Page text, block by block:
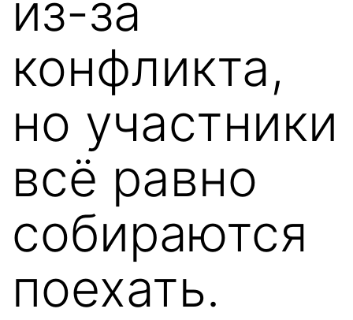
из-за
конфликта,
но участники
всё равно
собираются
поехать.